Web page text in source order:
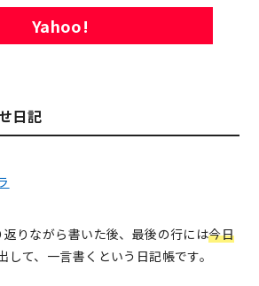
Yahoo!
日記
りながら書いた後、最後の行には今日
して、一言書くという日記帳です。